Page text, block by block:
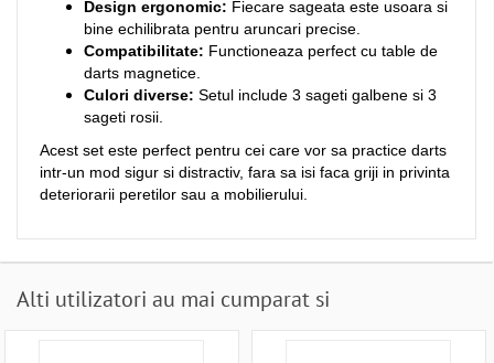
Design ergonomic: Fiecare sageata este usoara si
bine echilibrata pentru aruncari precise.
Compatibilitate: Functioneaza perfect cu table de
darts magnetice.
Culori diverse: Setul include 3 sageti galbene si 3
sageti rosii.
Acest set este perfect pentru cei care vor sa practice darts
intr-un mod sigur si distractiv, fara sa isi faca griji in privinta
deteriorarii peretilor sau a mobilierului.
Alti utilizatori au mai cumparat si